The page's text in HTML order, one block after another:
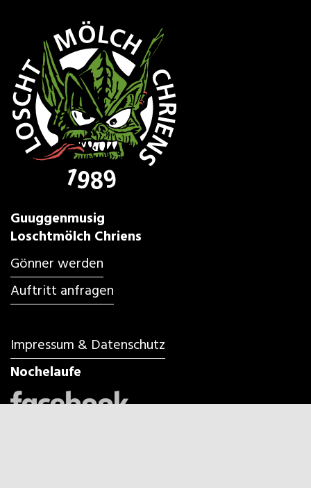
Guuggenmusig
Loschtmölch Chriens
Gönner werden
Auftritt anfragen
Impressum & Datenschutz
Nochelaufe